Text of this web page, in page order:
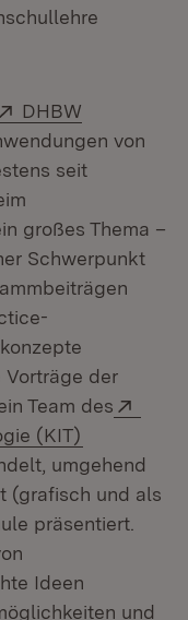
Extern:
DHBW
von
seit
großes Thema –
Schwerpunkt
Vorträge der
Team des
(KIT)
umgehend
(grafisch und als
präsentiert.
Ideen
und